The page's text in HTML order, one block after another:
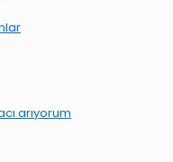
arıyorum